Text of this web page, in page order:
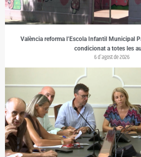
València reforma l’Escola Infantil Municipal
condicionat a totes les
6 d'agost de 2026